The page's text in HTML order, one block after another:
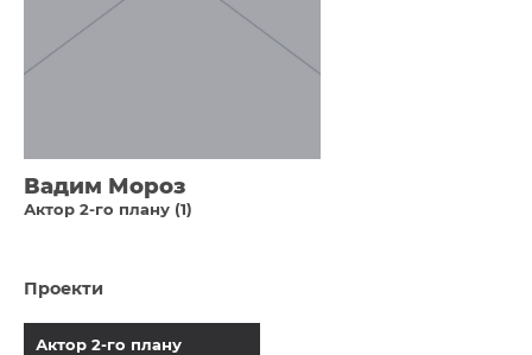
Вадим Мороз
Актор 2-го плану (1)
Проекти
Актор 2-го плану